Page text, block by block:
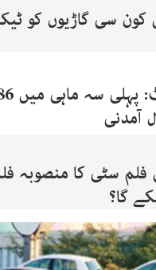
کون سی گاڑیوں کو
فلم سٹی کا منصوبہ
گا؟